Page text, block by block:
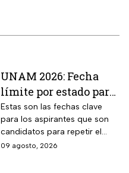
UNAM 2026: Fecha
límite por estado para
sacar cita para el
Examen de Control
Estas son las fechas clave
para los aspirantes que son
candidatos para repetir el
examen de admisión de nivel
09 agosto, 2026